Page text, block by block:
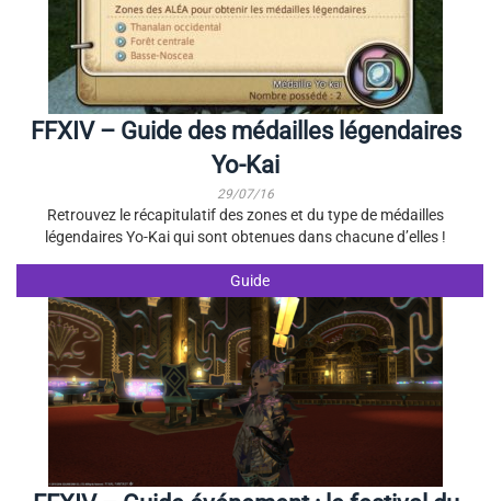
FFXIV – Guide des médailles légendaires
Yo-Kai
29/07/16
Retrouvez le récapitulatif des zones et du type de médailles
légendaires Yo-Kai qui sont obtenues dans chacune d’elles !
Guide